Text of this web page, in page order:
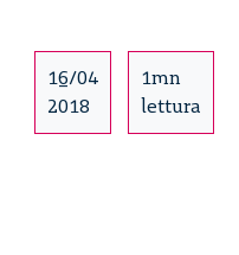
16/04
2018
1mn
lettura